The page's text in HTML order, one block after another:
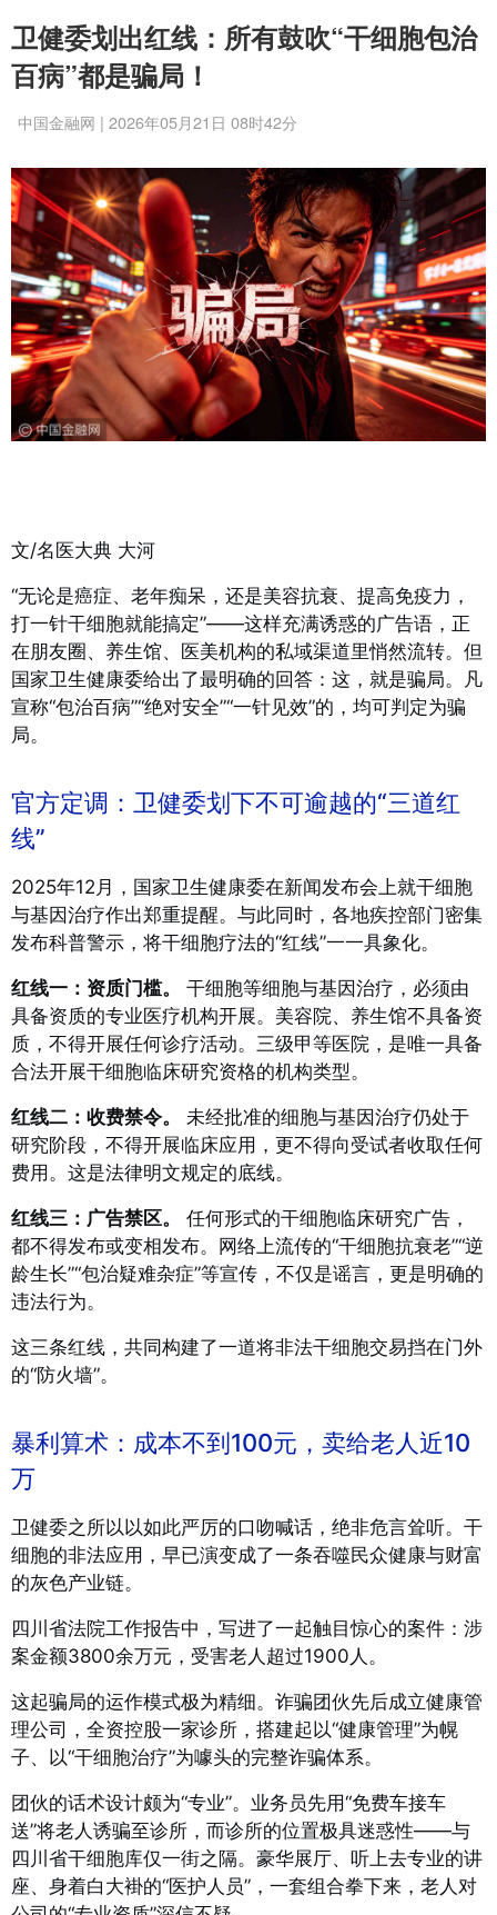
卫健委划出红线：所有鼓吹“干细胞包治
百病”都是骗局！
中国金融网 | 2026年05月21日 08时42分
文/名医大典 大河
“无论是癌症、老年痴呆，还是美容抗衰、提高免疫力，
打一针干细胞就能搞定”——这样充满诱惑的广告语，正
在朋友圈、养生馆、医美机构的私域渠道里悄然流转。但
国家卫生健康委给出了最明确的回答：这，就是骗局。凡
宣称“包治百病”“绝对安全”“一针见效”的，均可判定为骗
局。
官方定调：卫健委划下不可逾越的“三道红
线”
2025年12月，国家卫生健康委在新闻发布会上就干细胞
与基因治疗作出郑重提醒。与此同时，各地疾控部门密集
发布科普警示，将干细胞疗法的“红线”一一具象化。
红线一：资质门槛。
干细胞等细胞与基因治疗，必须由
具备资质的专业医疗机构开展。美容院、养生馆不具备资
质，不得开展任何诊疗活动。三级甲等医院，是唯一具备
合法开展干细胞临床研究资格的机构类型。
红线二：收费禁令。
未经批准的细胞与基因治疗仍处于
研究阶段，不得开展临床应用，更不得向受试者收取任何
费用。这是法律明文规定的底线。
红线三：广告禁区。
任何形式的干细胞临床研究广告，
都不得发布或变相发布。网络上流传的“干细胞抗衰老”“逆
龄生长”“包治疑难杂症”等宣传，不仅是谣言，更是明确的
违法行为。
这三条红线，共同构建了一道将非法干细胞交易挡在门外
的“防火墙”。
暴利算术：成本不到100元，卖给老人近10
万
卫健委之所以以如此严厉的口吻喊话，绝非危言耸听。干
细胞的非法应用，早已演变成了一条吞噬民众健康与财富
的灰色产业链。
四川省法院工作报告中，写进了一起触目惊心的案件：涉
案金额3800余万元，受害老人超过1900人。
这起骗局的运作模式极为精细。诈骗团伙先后成立健康管
理公司，全资控股一家诊所，搭建起以“健康管理”为幌
子、以“干细胞治疗”为噱头的完整诈骗体系。
团伙的话术设计颇为“专业”。业务员先用“免费车接车
送”将老人诱骗至诊所，而诊所的位置极具迷惑性——与
四川省干细胞库仅一街之隔。豪华展厅、听上去专业的讲
座、身着白大褂的“医护人员”，一套组合拳下来，老人对